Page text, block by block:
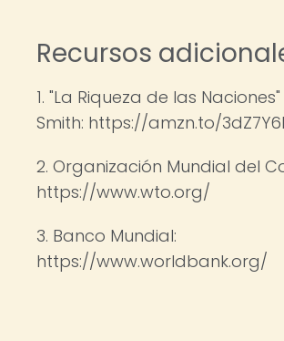
Recursos
1. "La Riqueza de las
Smith: https://amzn.to/
2. Organización Mundial del
https://www.wto.org/
3. Banco Mundial:
https://www.worldbank.org/